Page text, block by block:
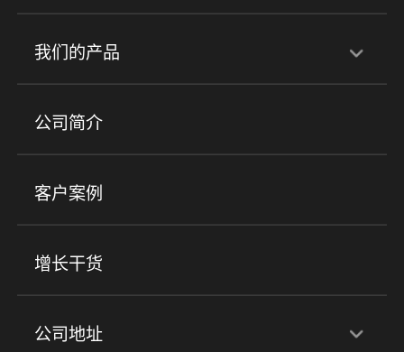
行业解决方案
培训机构 职业技能培训 兴趣培训
金融行业
心理机构
我们的产品
产品
小程序商城 ERP 企微SCRM
社群圈子
公司简介
客户案例
增长干货
公司地址